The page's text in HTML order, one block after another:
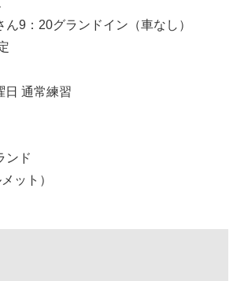
9：20グランドイン（車なし）
日 通常練習
ンド
ット）